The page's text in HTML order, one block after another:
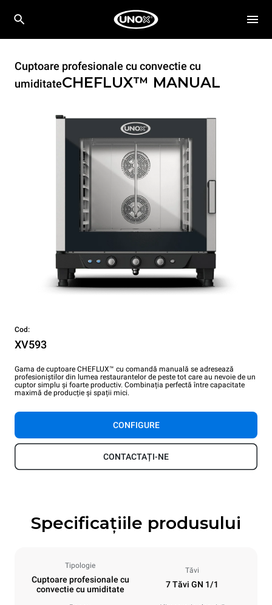
Cuptoare profesionale cu convectie cu
umiditateCHEFLUX™ MANUAL
Cod:
XV593
Gama de cuptoare CHEFLUX™ cu comandă manuală se adresează
profesioniștilor din lumea restaurantelor de peste tot care au nevoie de un
cuptor simplu și foarte productiv. Combinația perfectă între capacitate
maximă de producție și spații mici.
CONFIGURE
CONTACTAȚI-NE
Specificațiile produsului
Tipologie
Cuptoare profesionale cu
convectie cu umiditate
Tăvi
7 Tăvi GN 1/1